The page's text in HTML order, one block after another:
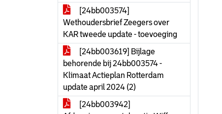
[24bb003574]
Wethoudersbrief Zeegers over
KAR tweede update - toevoeging
[24bb003619] Bijlage
behorende bij 24bb003574 -
Klimaat Actieplan Rotterdam
update april 2024 (2)
[24bb003942]